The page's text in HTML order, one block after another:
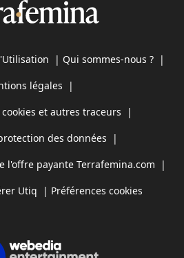
| Qui sommes-nous ? |
légales |
et autres traceurs |
des données |
l'offre payante Terrafemina.com |
Utiq | Préférences cookies